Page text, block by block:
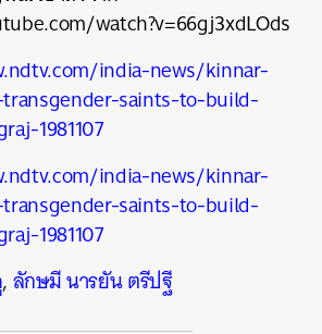
watch?v=66gj3xdLOds
india-news/kinnar-
saints-to-build-
1981107
india-news/kinnar-
saints-to-build-
1981107
,ลักษมี นารยัน ตรีปฐี